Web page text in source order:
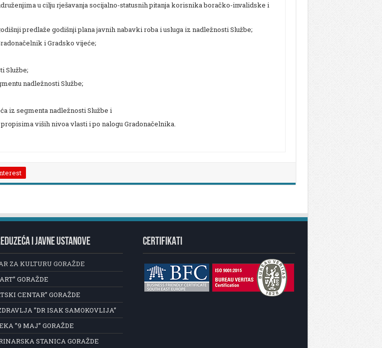
u cilju rješavanja socijalno-statusnih pitanja korisnika boračko-invalidske i
predlaže godišnji plana javnih nabavki roba i usluga iz nadležnosti Službe;
i Gradsko vijeće;
Službe;
nadležnosti Službe;
iz segmenta nadležnosti Službe i
viših nivoa vlasti i po nalogu Gradonačelnika.
I JAVNE USTANOVE
ZA KULTURU GORAŽDE
GORAŽDE
CENTAR” GORAŽDE
”DR ISAK SAMOKOVLIJA”
”9 MAJ” GORAŽDE
STANICA GORAŽDE
CERTIFIKATI